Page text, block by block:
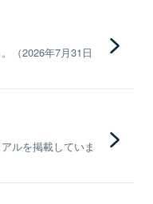
（2026年7月31日
ルを掲載していま